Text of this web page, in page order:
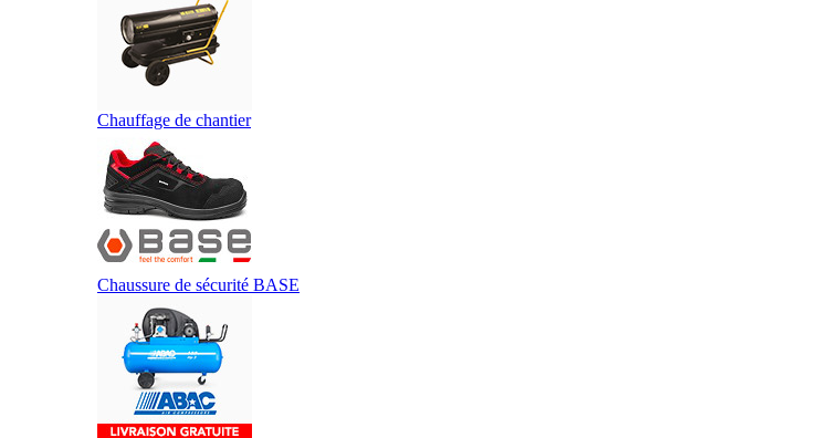
Chauffage de chantier
Chaussure de sécurité BASE